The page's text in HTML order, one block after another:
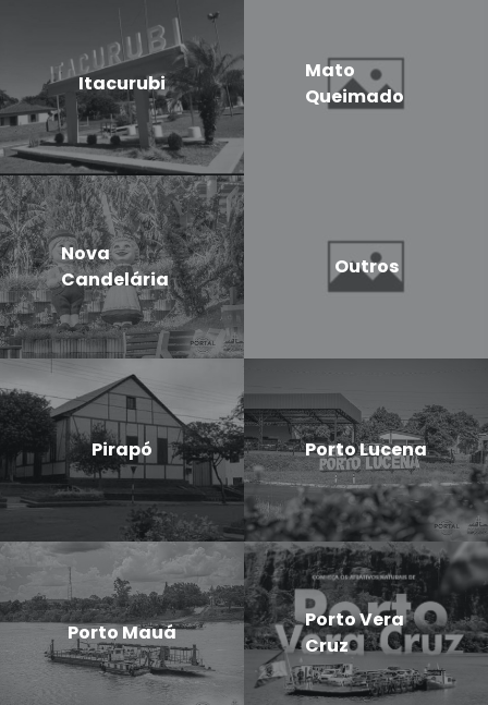
Itacurubi
Mato
Queimado
Nova
Candelária
Outros
Pirapó Porto Lucena
Porto Mauá
Porto Vera
Cruz